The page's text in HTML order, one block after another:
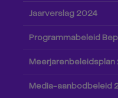
Jaarverslag 2024
Programmabeleid
Media-aanbodbeleid